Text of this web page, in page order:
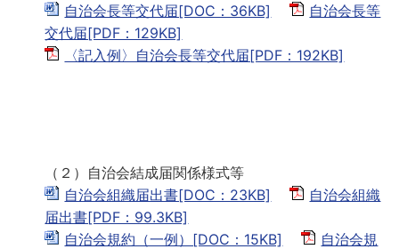
自治会長等交代届[DOC：36KB]
自治会長等
交代届[PDF：129KB]
〈記入例〉自治会長等交代届[PDF：192KB]
（２）自治会結成届関係様式等
自治会組織届出書[DOC：23KB]
自治会組織
届出書[PDF：99.3KB]
自治会規約（一例）[DOC：15KB]
自治会規